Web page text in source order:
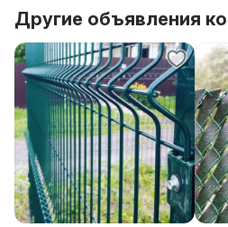
Другие объявления